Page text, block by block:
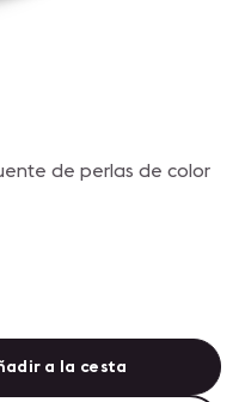
de perlas de color
a la cesta